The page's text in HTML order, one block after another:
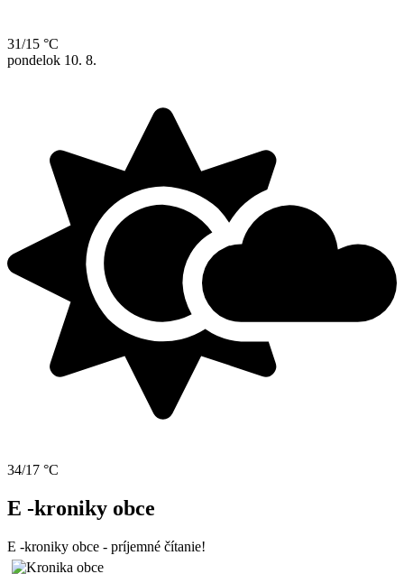
31/15 °C
pondelok 10. 8.
34/17 °C
E -kroniky obce
E -kroniky obce - príjemné čítanie!